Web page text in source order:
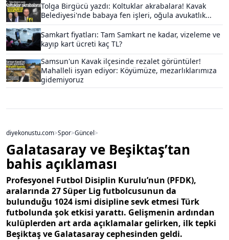
Tolga Birgücü yazdı: Koltuklar akrabalara! Kavak
Belediyesi'nde babaya fen işleri, oğula avukatlık...
Samkart fiyatları: Tam Samkart ne kadar, vizeleme ve
kayıp kart ücreti kaç TL?
Samsun'un Kavak ilçesinde rezalet görüntüler!
Mahalleli isyan ediyor: Köyümüze, mezarlıklarımıza
gidemiyoruz
diyekonustu.com>Spor>Güncel>
Galatasaray ve Beşiktaş’tan
bahis açıklaması
Profesyonel Futbol Disiplin Kurulu’nun (PFDK),
aralarında 27 Süper Lig futbolcusunun da
bulunduğu 1024 ismi disipline sevk etmesi Türk
futbolunda şok etkisi yarattı. Gelişmenin ardından
kulüplerden art arda açıklamalar gelirken, ilk tepki
Beşiktaş ve Galatasaray cephesinden geldi.